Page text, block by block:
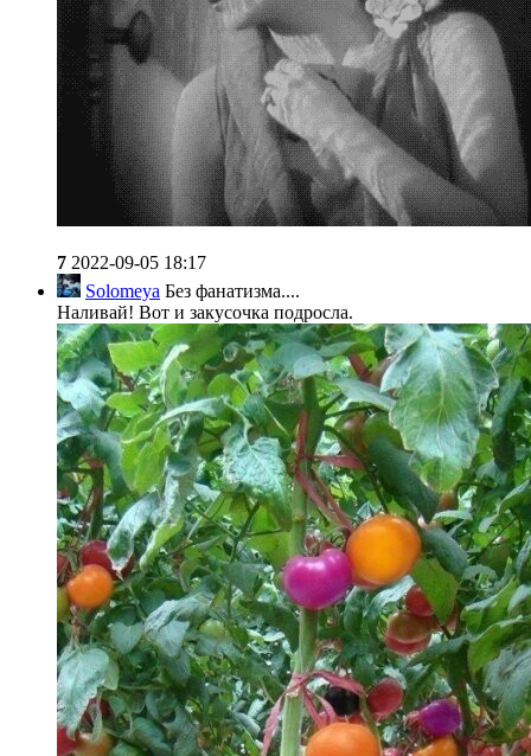
7 2022-09-05 18:17
Solomeya Без фанатизма....
Наливай! Вот и закусочка подросла.